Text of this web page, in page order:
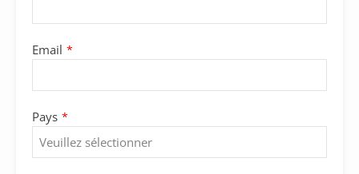
Your
Website *
Email *
Pays *